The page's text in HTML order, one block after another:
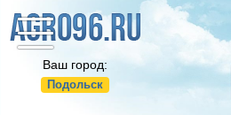
Ваш город:
Подольск